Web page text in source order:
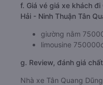
f. Giá vé giá xe khách
Hải - Ninh Thuận Tân
giường nằm
limousine
g. Review, đánh giá
Nhà xe Tân Quang